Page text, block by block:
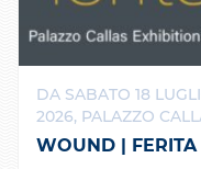
DA SABATO 18
2026, PALAZZO
WOUND | FERITA